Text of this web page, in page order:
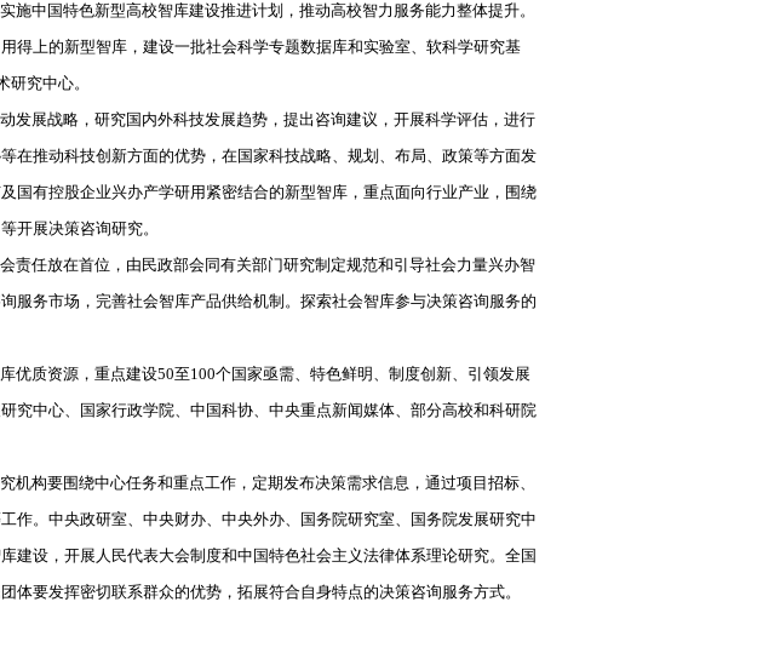
中国特色新型高校智库建设推进计划，推动高校智力服务能力整体提升。
得上的新型智库，建设一批社会科学专题数据库和实验室、软科学研究基
究中心。
展战略，研究国内外科技发展趋势，提出咨询建议，开展科学评估，进行
在推动科技创新方面的优势，在国家科技战略、规划、布局、政策等方面发
国有控股企业兴办产学研用紧密结合的新型智库，重点面向行业产业，围绕
开展决策咨询研究。
任放在首位，由民政部会同有关部门研究制定规范和引导社会力量兴办智
服务市场，完善社会智库产品供给机制。探索社会智库参与决策咨询服务的
质资源，重点建设50至100个国家亟需、特色鲜明、制度创新、引领发展
究中心、国家行政学院、中国科协、中央重点新闻媒体、部分高校和科研院
构要围绕中心任务和重点工作，定期发布决策需求信息，通过项目招标、
作。中央政研室、中央财办、中央外办、国务院研究室、国务院发展研究中
建设，开展人民代表大会制度和中国特色社会主义法律体系理论研究。全国
要发挥密切联系群众的优势，拓展符合自身特点的决策咨询服务方式。